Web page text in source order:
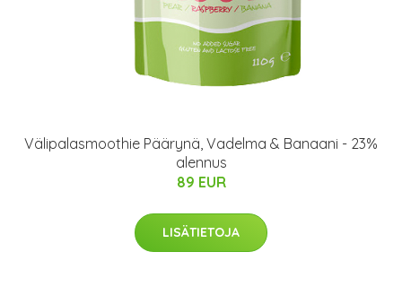
Välipalasmoothie Päärynä, Vadelma & Banaani - 23%
alennus
89 EUR
LISÄTIETOJA